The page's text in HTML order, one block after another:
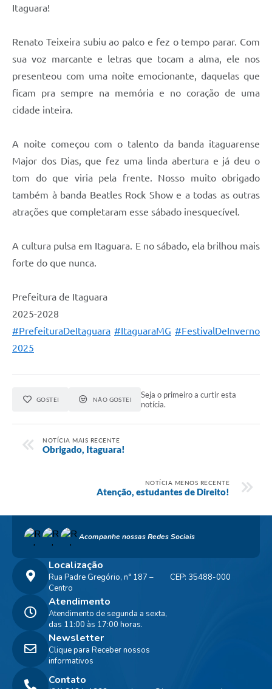
Itaguara!
Renato Teixeira subiu ao palco e fez o tempo parar. Com
sua voz marcante e letras que tocam a alma, ele nos
presenteou com uma noite emocionante, daquelas que
ficam pra sempre na memória e no coração de uma
cidade inteira.
A noite começou com o talento da banda itaguarense
Major dos Dias, que fez uma linda abertura e já deu o
tom do que viria pela frente. Nosso muito obrigado
também à banda Beatles Rock Show e a todas as outras
atrações que completaram esse sábado inesquecível.
A cultura pulsa em Itaguara. E no sábado, ela brilhou mais
forte do que nunca.
Prefeitura de Itaguara
2025-2028
#PrefeituraDeItaguara #ItaguaraMG #FestivalDeInverno
2025
GOSTEI NÃO GOSTEI
Seja o primeiro a curtir esta
notícia.
NOTÍCIA MAIS RECENTE
Obrigado, Itaguara!
NOTÍCIA MENOS RECENTE
Atenção, estudantes de Direito!
Acompanhe nossas Redes Sociais
Localização
Rua Padre Gregório, n° 187 –
Centro
CEP: 35488-000
Contato
Atendimento
Atendimento de segunda a sexta,
das 11:00 às 17:00 horas.
Newsletter
Clique para Receber nossos
informativos